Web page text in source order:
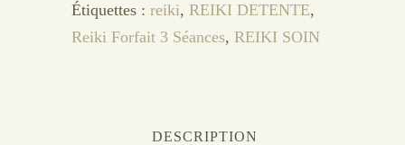
Étiquettes : reiki, REIKI DETENTE,
Reiki Forfait 3 Séances, REIKI SOIN
DESCRIPTION